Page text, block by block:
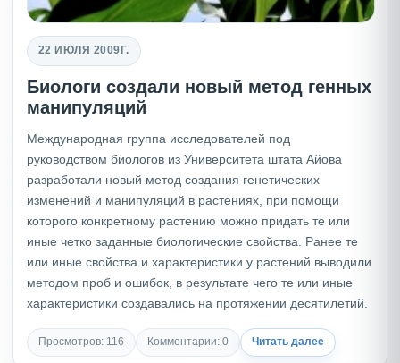
22 ИЮЛЯ 2009Г.
Биологи создали новый метод генных
манипуляций
Международная группа исследователей под
руководством биологов из Университета штата Айова
разработали новый метод создания генетических
изменений и манипуляций в растениях, при помощи
которого конкретному растению можно придать те или
иные четко заданные биологические свойства. Ранее те
или иные свойства и характеристики у растений выводили
методом проб и ошибок, в результате чего те или иные
характеристики создавались на протяжении десятилетий.
Просмотров: 116 Комментарии: 0 Читать далее